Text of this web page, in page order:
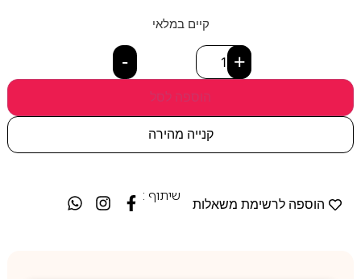
קיים במלאי
- +
הוספה לסל
קנייה מהירה
הוספה לרשימת משאלות
שיתוף :